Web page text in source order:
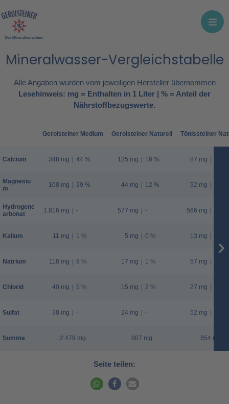
Der Mineralienrechner
Mineralwasser-Vergleichstabelle
Alle Angaben wurden vom jeweiligen Hersteller übernommen
Lesehinweis: mg = Enthalten in 1 Liter | % = Anteil der
Nährstoffbezugswerte.
Calcium
Magnesiu
m
Hydrogenc
arbonat
Kalium
Natrium
Chlorid
Sulfat
Summe
Gerolsteiner Medium
348 mg | 44 %
108 mg | 29 %
1.816 mg | -
11 mg | 1 %
118 mg | 8 %
40 mg | 5 %
38 mg | -
2.479 mg
Gerolsteiner Naturell
125 mg | 16 %
44 mg | 12 %
577 mg | -
5 mg | 0 %
17 mg | 1 %
15 mg | 2 %
24 mg | -
807 mg
Tönissteiner
87 mg |
52 mg |
566 mg |
13 mg |
57 mg |
27 mg |
52 mg |
854 mg
Seite teilen: